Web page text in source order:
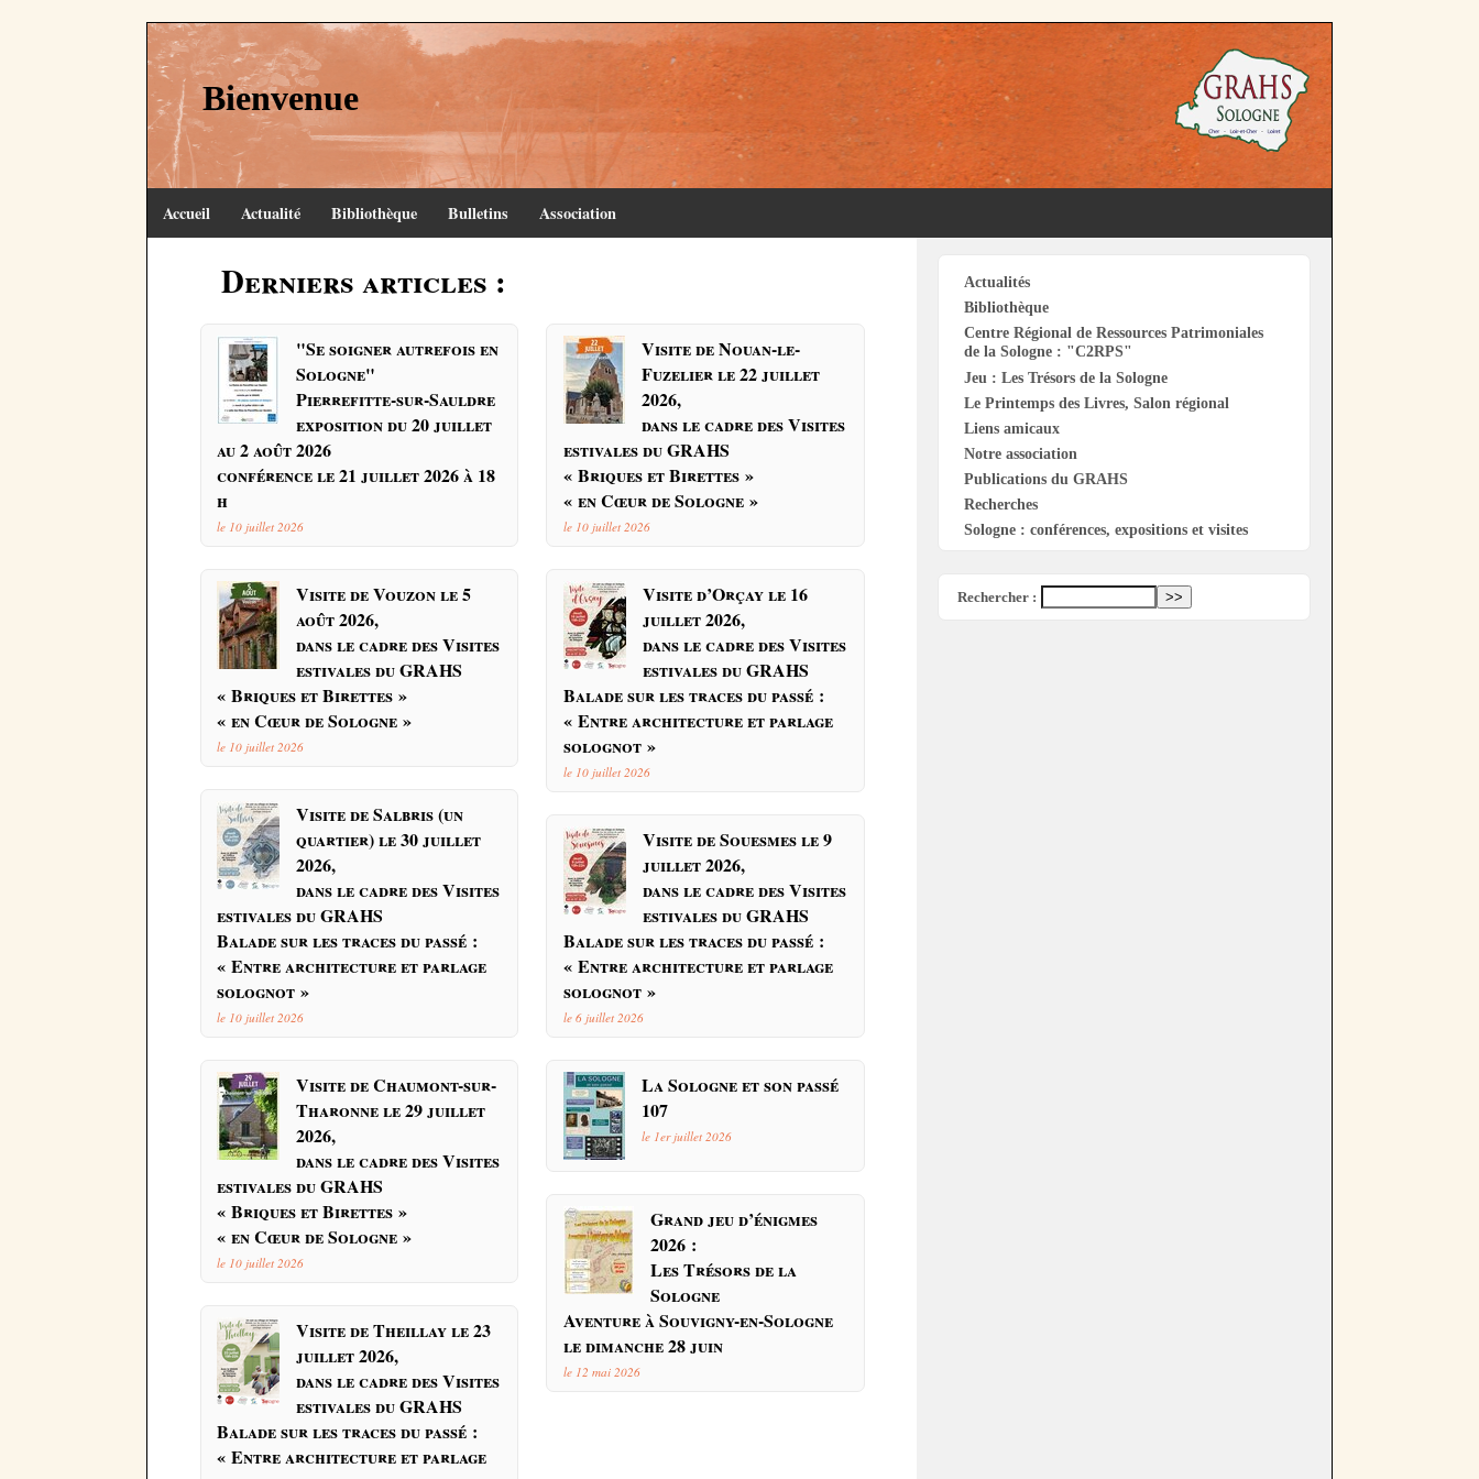
Bienvenue
Accueil Actualité Bibliothèque Bulletins Association
Derniers articles :
"Se soigner autrefois en
Sologne"
Pierrefitte-sur-Sauldre
exposition du 20 juillet
au 2 août 2026
conférence le 21 juillet 2026 à 18
h
le 10 juillet 2026
Visite de Vouzon le 5
août 2026,
dans le cadre des Visites
estivales du GRAHS
« Briques et Birettes »
« en Cœur de Sologne »
le 10 juillet 2026
Visite de Salbris (un
quartier) le 30 juillet
2026,
dans le cadre des Visites
estivales du GRAHS
Balade sur les traces du passé :
« Entre architecture et parlage
solognot »
le 10 juillet 2026
Visite de Chaumont-sur-
Tharonne le 29 juillet
2026,
dans le cadre des Visites
estivales du GRAHS
« Briques et Birettes »
« en Cœur de Sologne »
le 10 juillet 2026
Visite de Theillay le 23
juillet 2026,
dans le cadre des Visites
estivales du GRAHS
Balade sur les traces du passé :
« Entre architecture et parlage
Visite de Nouan-le-
Fuzelier le 22 juillet
2026,
dans le cadre des Visites
estivales du GRAHS
« Briques et Birettes »
« en Cœur de Sologne »
le 10 juillet 2026
Visite d’Orçay le 16
juillet 2026,
dans le cadre des Visites
estivales du GRAHS
Balade sur les traces du passé :
« Entre architecture et parlage
solognot »
le 10 juillet 2026
Visite de Souesmes le 9
juillet 2026,
dans le cadre des Visites
estivales du GRAHS
Balade sur les traces du passé :
« Entre architecture et parlage
solognot »
le 6 juillet 2026
La Sologne et son passé
107
le 1er juillet 2026
Grand jeu d’énigmes
2026 :
Les Trésors de la
Sologne
Aventure à Souvigny-en-Sologne
le dimanche 28 juin
le 12 mai 2026
Actualités
Bibliothèque
Centre Régional de Ressources Patrimoniales
de la Sologne : "C2RPS"
Jeu : Les Trésors de la Sologne
Le Printemps des Livres, Salon régional
Liens amicaux
Notre association
Publications du GRAHS
Recherches
Sologne : conférences, expositions et visites
Rechercher :